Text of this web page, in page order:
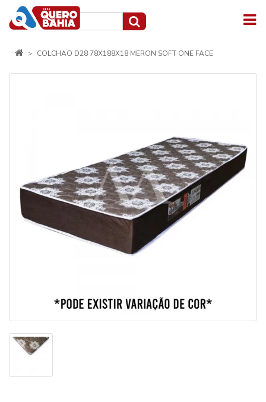
COLCHAO D28 78X188X18 MERON SOFT ONE FACE